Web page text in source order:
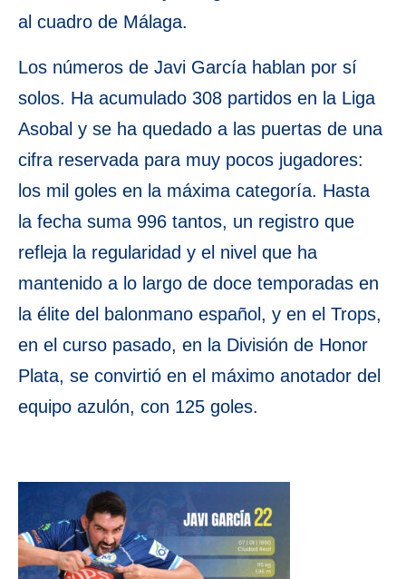
al cuadro de Málaga.
Los números de Javi García hablan por sí
solos. Ha acumulado 308 partidos en la Liga
Asobal y se ha quedado a las puertas de una
cifra reservada para muy pocos jugadores:
los mil goles en la máxima categoría. Hasta
la fecha suma 996 tantos, un registro que
refleja la regularidad y el nivel que ha
mantenido a lo largo de doce temporadas en
la élite del balonmano español, y en el Trops,
en el curso pasado, en la División de Honor
Plata, se convirtió en el máximo anotador del
equipo azulón, con 125 goles.